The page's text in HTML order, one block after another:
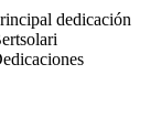
dedicación